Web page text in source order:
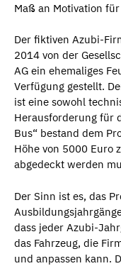
Maß an Motivation
Der fiktiven Azubi-
2014 von der
AG ein ehemaliges
Verfügung gestellt.
ist eine sowohl
Herausforderung für
Bus“ bestand dem
Höhe von 5000 Euro
abgedeckt werden
Der Sinn ist es, das
dass jeder Azubi-
das Fahrzeug, die
und anpassen kann.